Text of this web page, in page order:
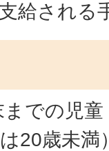
給される
での児
20歳未満